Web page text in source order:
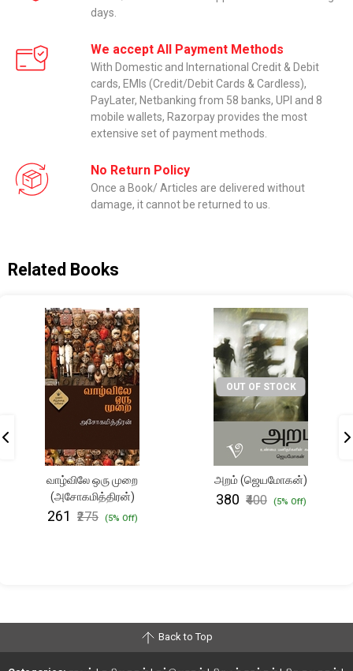
days.
We accept All Payment Methods
With Domestic and International Credit & Debit
cards, EMIs (Credit/Debit Cards & Cardless),
PayLater, Netbanking from 58 banks, UPI and 8
mobile wallets, Razorpay provides the most
extensive set of payment methods.
No Return Policy
Once a Book/ Articles are delivered without
damage, it cannot be returned to us.
Related Books
வாழ்விலே ஒரு முறை
(அசோகமித்திரன்)
₹261 ₹275 (5% Off)
OUT OF STOCK
அறம் (ஜெயமோகன்)
₹380 ₹400 (5% Off)
Back to Top